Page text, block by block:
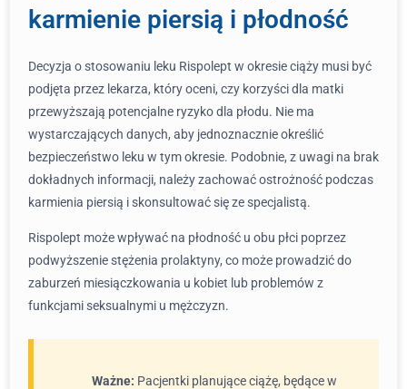
karmienie piersią i płodność
Decyzja o stosowaniu leku Rispolept w okresie ciąży musi być
podjęta przez lekarza, który oceni, czy korzyści dla matki
przewyższają potencjalne ryzyko dla płodu. Nie ma
wystarczających danych, aby jednoznacznie określić
bezpieczeństwo leku w tym okresie. Podobnie, z uwagi na brak
dokładnych informacji, należy zachować ostrożność podczas
karmienia piersią i skonsultować się ze specjalistą.
Rispolept może wpływać na płodność u obu płci poprzez
podwyższenie stężenia prolaktyny, co może prowadzić do
zaburzeń miesiączkowania u kobiet lub problemów z
funkcjami seksualnymi u mężczyzn.
Ważne: Pacjentki planujące ciążę, będące w